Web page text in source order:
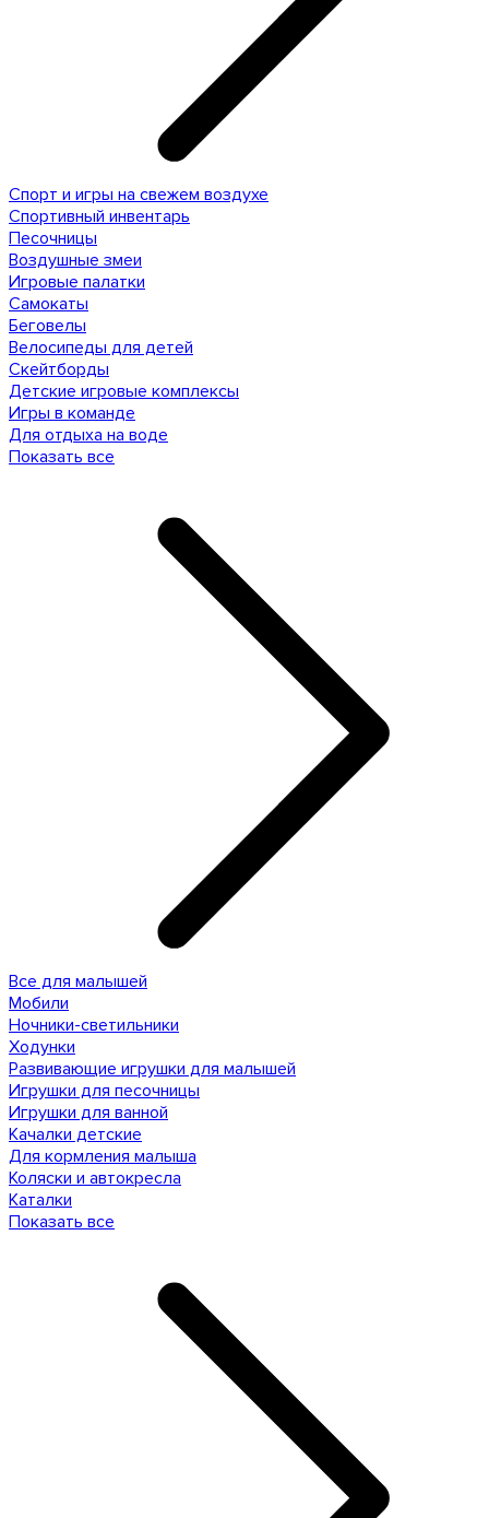
Спорт и игры на свежем воздухе
Спортивный инвентарь
Песочницы
Воздушные змеи
Игровые палатки
Самокаты
Беговелы
Велосипеды для детей
Скейтборды
Детские игровые комплексы
Игры в команде
Для отдыха на воде
Показать все
Все для малышей
Мобили
Ночники-светильники
Ходунки
Развивающие игрушки для малышей
Игрушки для песочницы
Игрушки для ванной
Качалки детские
Для кормления малыша
Коляски и автокресла
Каталки
Показать все